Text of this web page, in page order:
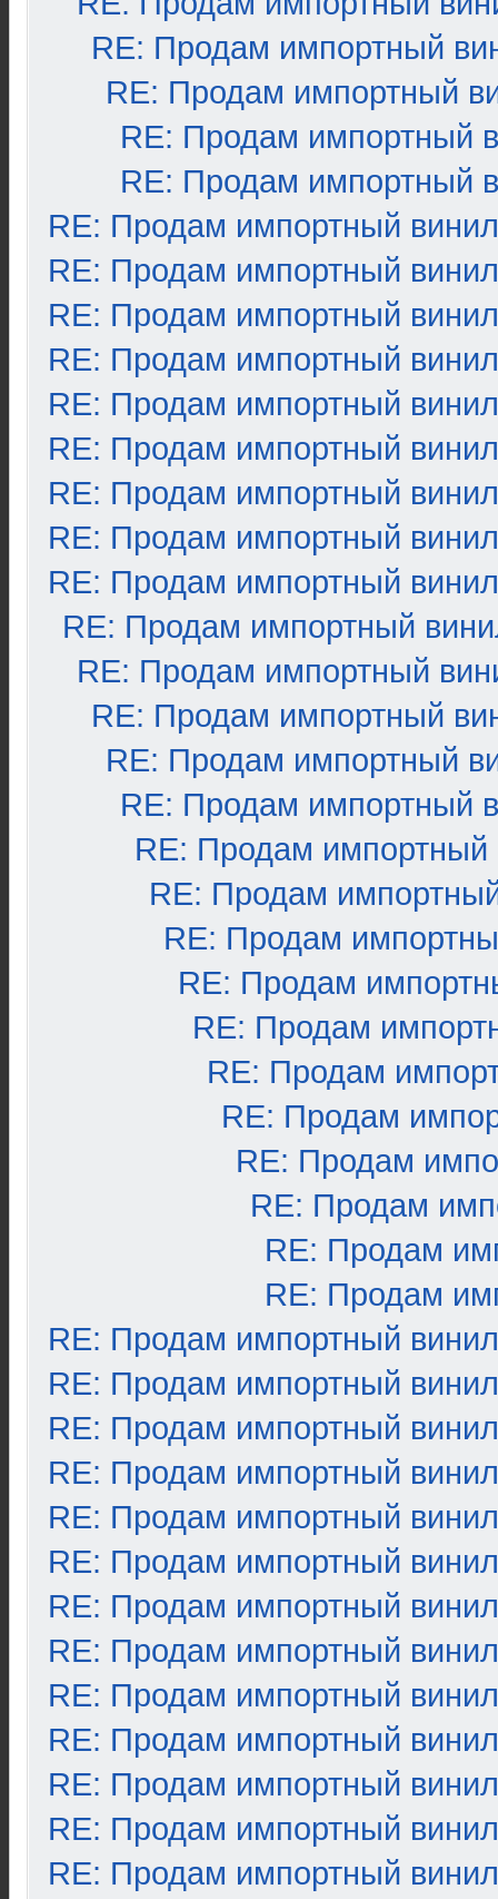
RE: Продам импортный
RE: Продам импортный
RE: Продам импортный
RE: Продам импортный
RE: Продам импортный винил
RE: Продам импортный винил
RE: Продам импортный винил
RE: Продам импортный винил
RE: Продам импортный винил
RE: Продам импортный винил
RE: Продам импортный винил
RE: Продам импортный винил
RE: Продам импортный винил
RE: Продам импортный
RE: Продам импортный
RE: Продам импортный
RE: Продам импортный
RE: Продам импортный
RE: Продам импортный
RE: Продам
RE: Продам
RE: Продам
RE: Продам
RE: Продам
RE: Продам
RE: Продам
RE: Продам
RE: Продам
RE: Продам
RE: Продам импортный винил
RE: Продам импортный винил
RE: Продам импортный винил
RE: Продам импортный винил
RE: Продам импортный винил
RE: Продам импортный винил
RE: Продам импортный винил
RE: Продам импортный винил
RE: Продам импортный винил
RE: Продам импортный винил
RE: Продам импортный винил
RE: Продам импортный винил
RE: Продам импортный винил